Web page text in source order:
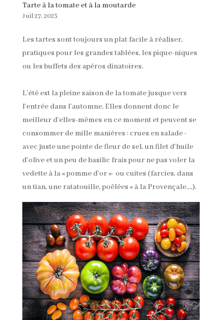
Tarte à la tomate et à la moutarde
Juil 27, 2023
Les tartes sont toujours un plat facile à réaliser,
pratiques pour les grandes tablées, les pique-niques
ou les buffets des apéros dinatoires.
L’été est la pleine saison de la tomate jusque vers
l’entrée dans l’automne. Elles donnent donc le
meilleur d’elles-mêmes en ce moment et peuvent se
consommer de mille manières : crues en salade -
avec juste une pointe de fleur de sel, un filet d’huile
d’olive et un peu de basilic frais pour ne pas voler la
vedette à la « pomme d’or »- ou cuites (farcies, dans
un tian, une ratatouille, poêlées « à la Provençale….).